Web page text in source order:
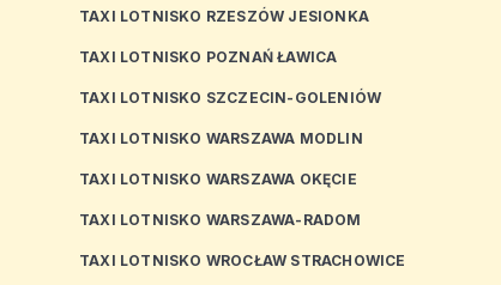
TAXI LOTNISKO RZESZÓW JESIONKA
TAXI LOTNISKO POZNAŃ ŁAWICA
TAXI LOTNISKO SZCZECIN-GOLENIÓW
TAXI LOTNISKO WARSZAWA MODLIN
TAXI LOTNISKO WARSZAWA OKĘCIE
TAXI LOTNISKO WARSZAWA-RADOM
TAXI LOTNISKO WROCŁAW STRACHOWICE